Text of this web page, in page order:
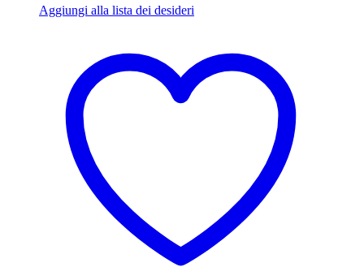
Aggiungi alla lista dei desideri